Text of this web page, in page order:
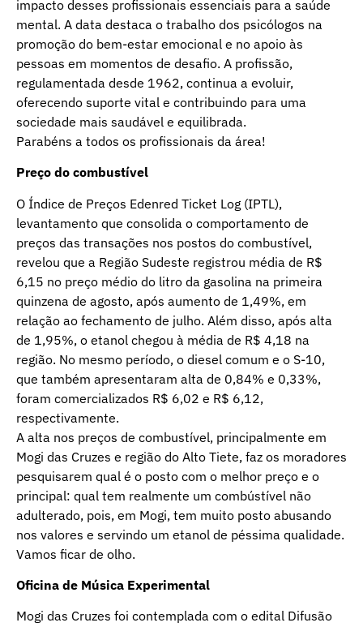
impacto desses profissionais essenciais para a saúde
mental. A data destaca o trabalho dos psicólogos na
promoção do bem-estar emocional e no apoio às
pessoas em momentos de desafio. A profissão,
regulamentada desde 1962, continua a evoluir,
oferecendo suporte vital e contribuindo para uma
sociedade mais saudável e equilibrada.
Parabéns a todos os profissionais da área!
Preço do combustível
O Índice de Preços Edenred Ticket Log (IPTL),
levantamento que consolida o comportamento de
preços das transações nos postos do combustível,
revelou que a Região Sudeste registrou média de R$
6,15 no preço médio do litro da gasolina na primeira
quinzena de agosto, após aumento de 1,49%, em
relação ao fechamento de julho. Além disso, após alta
de 1,95%, o etanol chegou à média de R$ 4,18 na
região. No mesmo período, o diesel comum e o S-10,
que também apresentaram alta de 0,84% e 0,33%,
foram comercializados R$ 6,02 e R$ 6,12,
respectivamente.
A alta nos preços de combustível, principalmente em
Mogi das Cruzes e região do Alto Tiete, faz os moradores
pesquisarem qual é o posto com o melhor preço e o
principal: qual tem realmente um combústível não
adulterado, pois, em Mogi, tem muito posto abusando
nos valores e servindo um etanol de péssima qualidade.
Vamos ficar de olho.
Oficina de Música Experimental
Mogi das Cruzes foi contemplada com o edital Difusão